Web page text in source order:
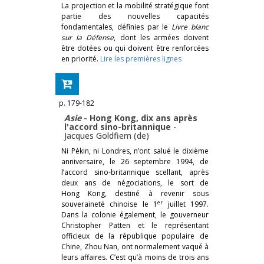
La projection et la mobilité stratégique font
partie des nouvelles capacités
fondamentales, définies par le Livre blanc
sur la Défense, dont les armées doivent
être dotées ou qui doivent être renforcées
en priorité. Lire les premières lignes
p. 179-182
Asie - Hong Kong, dix ans après
l'accord sino-britannique -
Jacques Goldfiem (de)
Ni Pékin, ni Londres, n’ont salué le dixième
anniversaire, le 26 septembre 1994, de
l’accord sino-britannique scellant, après
deux ans de négociations, le sort de
Hong Kong, destiné à revenir sous
souveraineté chinoise le 1er
juillet 1997.
Dans la colonie également, le gouverneur
Christopher Patten et le représentant
officieux de la république populaire de
Chine, Zhou Nan, ont normalement vaqué à
leurs affaires. C’est qu’à moins de trois ans